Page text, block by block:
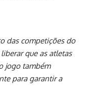
das competições do
que as atletas
jogo também
para garantir a